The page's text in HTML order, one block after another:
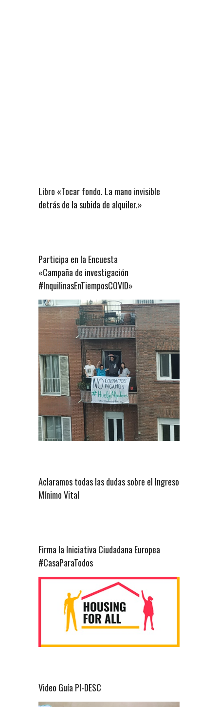
Libro «Tocar fondo. La mano invisible
detrás de la subida de alquiler.»
Participa en la Encuesta
«Campaña de investigación
#InquilinasEnTiemposCOVID»
Aclaramos todas las dudas sobre el Ingreso
Mínimo Vital
Firma la Iniciativa Ciudadana Europea
#CasaParaTodos
Video Guía PI-DESC